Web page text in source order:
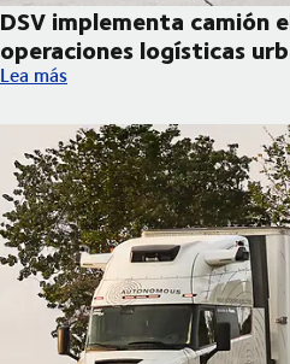
DSV implementa camión
operaciones logísticas
DSV implementa camión
Lea más